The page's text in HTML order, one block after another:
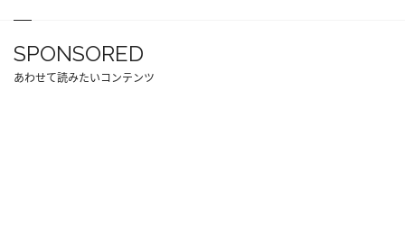
SPONSORED
あわせて読みたいコンテンツ